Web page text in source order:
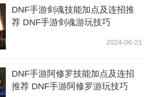
DNF手游剑魂技能加点及连招推
荐 DNF手游剑魂游玩技巧
2024-06-21
DNF手游阿修罗技能加点及连招
推荐 DNF手游阿修罗游玩技巧